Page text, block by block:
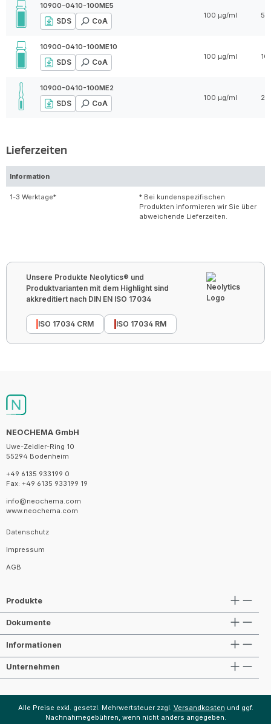
10900-0410-100ME5
SDS CoA
100 µg/ml 5
10900-0410-100ME10
SDS CoA
100 µg/ml 10
10900-0410-100ME2
SDS CoA
100 µg/ml 2
Lieferzeiten
Information
1-3 Werktage*
* Bei kundenspezifischen
Produkten informieren wir Sie über
abweichende Lieferzeiten.
Unsere Produkte Neolytics® und
Produktvarianten mit dem Highlight sind
akkreditiert nach DIN EN ISO 17034
ISO 17034 CRM ISO 17034 RM
NEOCHEMA GmbH
Uwe-Zeidler-Ring 10
55294 Bodenheim
+49 6135 933199 0
Fax: +49 6135 933199 19
info@neochema.com
www.neochema.com
Datenschutz
Impressum
AGB
Produkte
Dokumente
Informationen
Unternehmen
Alle Preise exkl. gesetzl. Mehrwertsteuer zzgl. Versandkosten und ggf.
Nachnahmegebühren, wenn nicht anders angegeben.